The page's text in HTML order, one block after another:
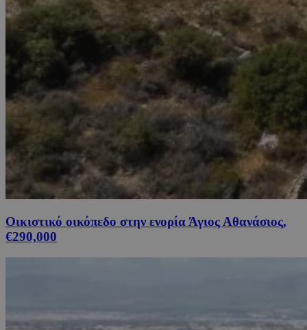
Οικιστικό οικόπεδο στην ενορία Άγιος Αθανάσιος,
€290,000